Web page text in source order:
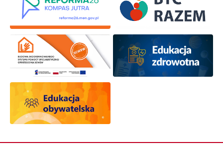
Wyrażam zgodę na przetwarzanie moich danych
osobowych przez ORE w celach marketingowych.
Zapisuję się